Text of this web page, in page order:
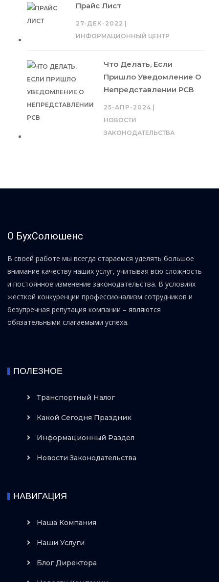
Прайс Лист
27-ДЕК-2022
ИНФОРМАЦИОННЫЙ ЦЕНТР
Что Делать, Если
Пришло Уведомление О
Непредставлении РСВ
25-АПР-2024
НОВОСТИ
ЗАКОНОДАТЕЛЬСТВА
О БухСолюшенс
В своей работе мы всегда стараемся уделять большое
внимание качеству наших услуг, учитывая всю сложность
и постоянное изменение законодательства. В условиях
жесткой конкуренции профессионализм сотрудников и
безупречная репутация компании – являются
обязательными слагаемыми успеха.
ПОЛЕЗНОЕ
Транспортный Налог
Какой Сегодня Праздник
Информационный Раздел
Новости Законодательства
НАВИГАЦИЯ
Наша Компания
Наши Услуги
Блог Директора